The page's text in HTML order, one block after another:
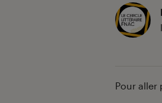
Pour aller